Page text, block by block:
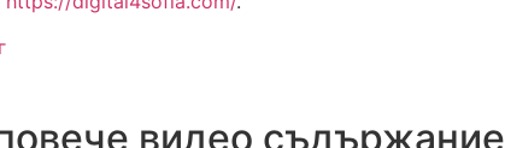
видео съдържание